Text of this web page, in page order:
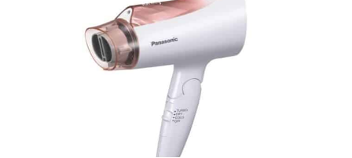
WIFI SOFTBANK
SIM AHAMO
SIM LINEMO
ĐỜI SỐNG
WIFI SOFTBANK
SIM AHAMO
SIM LINEMO
ĐỜI SỐNG
SIM AHAMO
SIM LINEMO
ĐỜI SỐNG
SIM AHAMO
SIM LINEMO
ĐỜI SỐNG